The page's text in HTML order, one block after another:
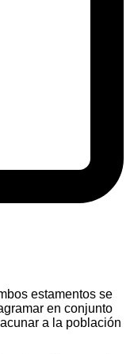
estamentos se
en conjunto
a la población